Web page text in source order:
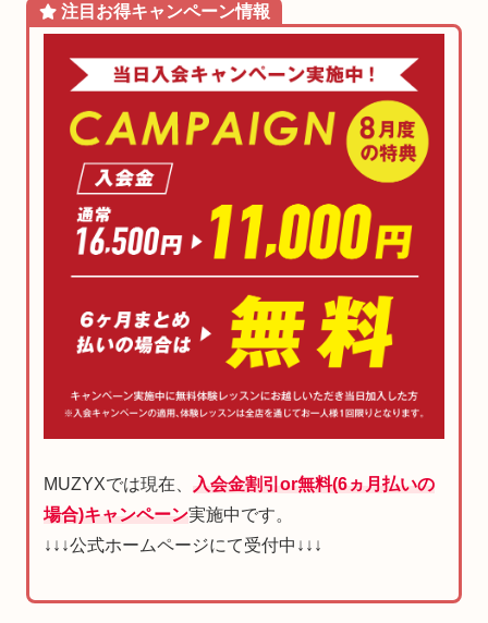
注目お得キャンペーン情報
MUZYXでは現在、 入会金割引or無料(6ヵ月払いの
場合)キャンペーン実施中です。
↓↓↓公式ホームページにて受付中↓↓↓